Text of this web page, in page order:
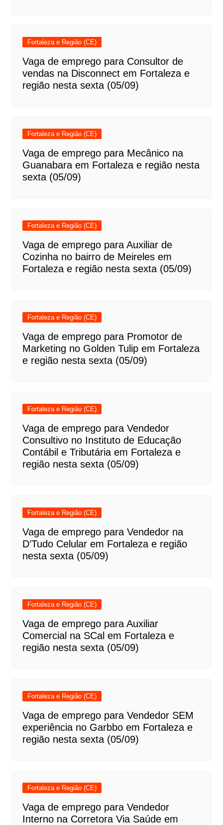
Fortaleza e Região (CE)
Vaga de emprego para Consultor de
vendas na Disconnect em Fortaleza e
região nesta sexta (05/09)
Fortaleza e Região (CE)
Vaga de emprego para Mecânico na
Guanabara em Fortaleza e região nesta
sexta (05/09)
Fortaleza e Região (CE)
Vaga de emprego para Auxiliar de
Cozinha no bairro de Meireles em
Fortaleza e região nesta sexta (05/09)
Fortaleza e Região (CE)
Vaga de emprego para Promotor de
Marketing no Golden Tulip em Fortaleza
e região nesta sexta (05/09)
Fortaleza e Região (CE)
Vaga de emprego para Vendedor
Consultivo no Instituto de Educação
Contábil e Tributária em Fortaleza e
região nesta sexta (05/09)
Fortaleza e Região (CE)
Vaga de emprego para Vendedor na
D’Tudo Celular em Fortaleza e região
nesta sexta (05/09)
Fortaleza e Região (CE)
Vaga de emprego para Auxiliar
Comercial na SCal em Fortaleza e
região nesta sexta (05/09)
Fortaleza e Região (CE)
Vaga de emprego para Vendedor SEM
experiência no Garbbo em Fortaleza e
região nesta sexta (05/09)
Fortaleza e Região (CE)
Vaga de emprego para Vendedor
Interno na Corretora Via Saúde em